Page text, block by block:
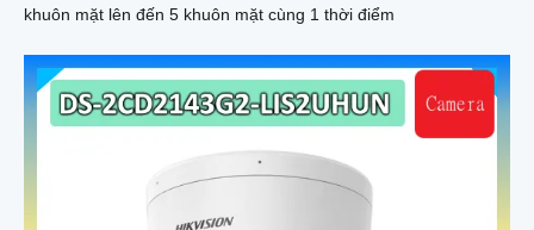
khuôn mặt lên đến 5 khuôn mặt cùng 1 thời điểm